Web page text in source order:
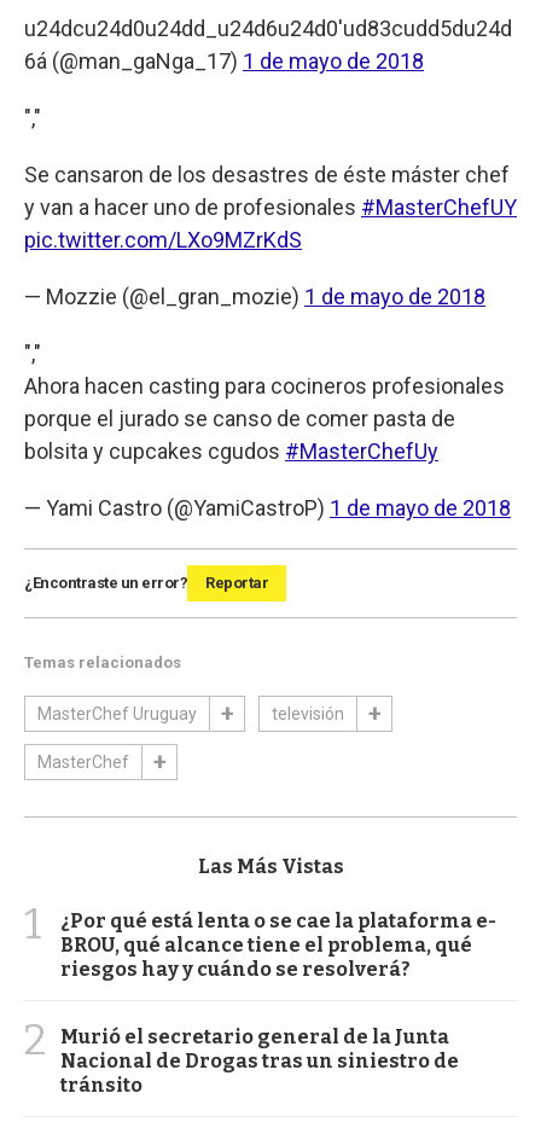
u24dcu24d0u24dd_u24d6u24d0'ud83cudd5du24d
6á (@man_gaNga_17) 1 de mayo de 2018
","
Se cansaron de los desastres de éste máster chef
y van a hacer uno de profesionales #MasterChefUY
pic.twitter.com/LXo9MZrKdS
— Mozzie (@el_gran_mozie) 1 de mayo de 2018
","
Ahora hacen casting para cocineros profesionales
porque el jurado se canso de comer pasta de
bolsita y cupcakes cgudos #MasterChefUy
— Yami Castro (@YamiCastroP) 1 de mayo de 2018
¿Encontraste un error? Reportar
Temas relacionados
MasterChef Uruguay televisión
MasterChef
Las Más Vistas
1
¿Por qué está lenta o se cae la plataforma e-
BROU, qué alcance tiene el problema, qué
riesgos hay y cuándo se resolverá?
2
Murió el secretario general de la Junta
Nacional de Drogas tras un siniestro de
tránsito